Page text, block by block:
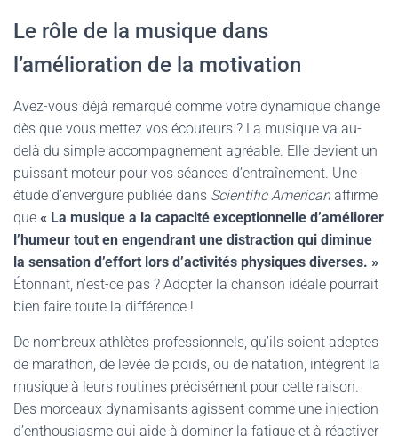
Le rôle de la musique dans
l’amélioration de la motivation
Avez-vous déjà remarqué comme votre dynamique change
dès que vous mettez vos écouteurs ? La musique va au-
delà du simple accompagnement agréable. Elle devient un
puissant moteur pour vos séances d’entraînement. Une
étude d’envergure publiée dans Scientific Americanaffirme
que « La musique a la capacité exceptionnelle d’améliorer
l’humeur tout en engendrant une distraction qui diminue
la sensation d’effort lors d’activités physiques diverses. »
Étonnant, n’est-ce pas ? Adopter la chanson idéale pourrait
bien faire toute la différence !
De nombreux athlètes professionnels, qu’ils soient adeptes
de marathon, de levée de poids, ou de natation, intègrent la
musique à leurs routines précisément pour cette raison.
Des morceaux dynamisants agissent comme une injection
d’enthousiasme qui aide à dominer la fatigue et à réactiver